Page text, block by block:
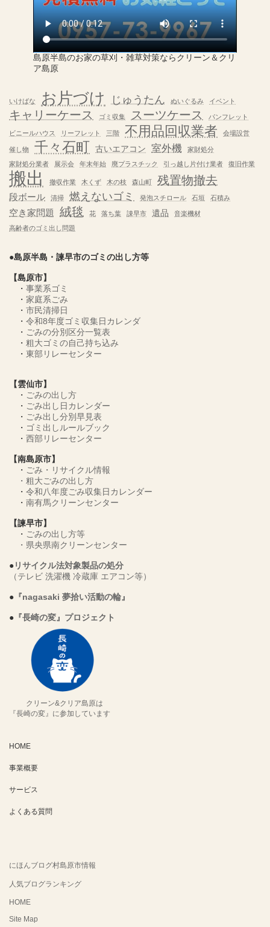
島原半島のお家の草刈・雑草対策ならクリーン＆クリ
ア島原
いけばな お片づけ じゅうたん ぬいぐるみ イベント
キャリーケース ゴミ収集 スーツケース パンフレット
ビニールハウス リーフレット 三階 不用品回収業者 会場設営
催し物 千々石町 古いエアコン 室外機
家財処分
家財処分業者
展示会 年末年始 廃プラスチック 引っ越し片付け業者 復旧作業
搬出 撤収作業 木くず 木の枝 森山町 残置物撤去
段ボール 清掃 燃えないゴミ 発泡スチロール 石垣 石積み
空き家問題 絨毯 花 落ち葉 諌早市 遺品
音楽機材
高齢者のゴミ出し問題
●島原半島・諫早市のゴミの出し方等
【島原市】
・ 事業系ゴミ
・ 家庭系ごみ
・ 市民清掃日
・ 令和8年度ゴミ収集日カレンダ
・ ごみの分別区分一覧表
・ 粗大ゴミの自己持ち込み
・ 東部リレーセンター
【雲仙市】
・ ごみの出し方
・ ごみ出し日カレンダー
・ ごみ出し分別早見表
・ ゴミ出しルールブック
・ 西部リレーセンター
【南島原市】
・ ごみ・リサイクル情報
・ 粗大ごみの出し方
・ 令和八年度ごみ収集日カレンダー
・ 南有馬クリーンセンター
【諫早市】
・ ごみの出し方等
・ 県央県南クリーンセンター
●リサイクル法対象製品の処分
（テレビ 洗濯機 冷蔵庫 エアコン等）
● 『nagasaki 夢拾い活動の輪』
● 『長崎の変』プロジェクト
クリーン&クリア島原は
『長崎の変』に参加しています
HOME
事業概要
サービス
よくある質問
にほんブログ村島原市情報
人気ブログランキング
HOME
Site Map